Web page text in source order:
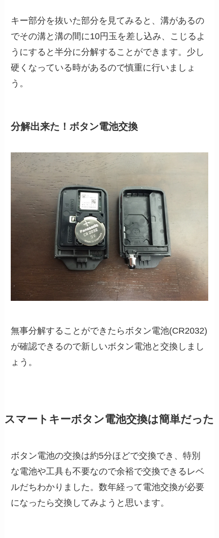
キー部分を抜いた部分を見てみると、溝があるの
でその溝と溝の間に10円玉を差し込み、こじるよ
うにすると半分に分解することができます。少し
硬くなっている時があるので慎重に行いましょ
う。
分解出来た！ボタン電池交換
無事分解することができたらボタン電池(CR2032)
が確認できるので新しいボタン電池と交換しまし
ょう。
スマートキーボタン電池交換は簡単だった
ボタン電池の交換は約5分ほどで交換でき、特別
な電池や工具も不要なので余裕で交換できるレベ
ルだちわかりました。数年経って電池交換が必要
になったら交換してみようと思います。